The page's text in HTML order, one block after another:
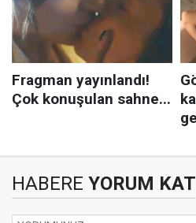
HABERE YORUM KAT